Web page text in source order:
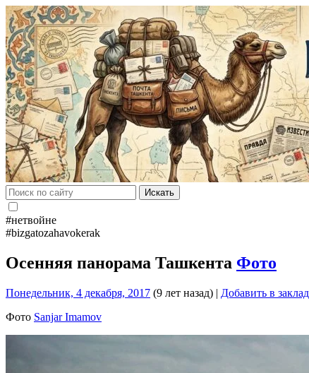
Искать
#нетвойне
#bizgatozahavokerak
Осенняя панорама Ташкента Фото
Понедельник, 4 декабря, 2017 (9 лет назад) | Добавить в
Фото Sanjar Imamov